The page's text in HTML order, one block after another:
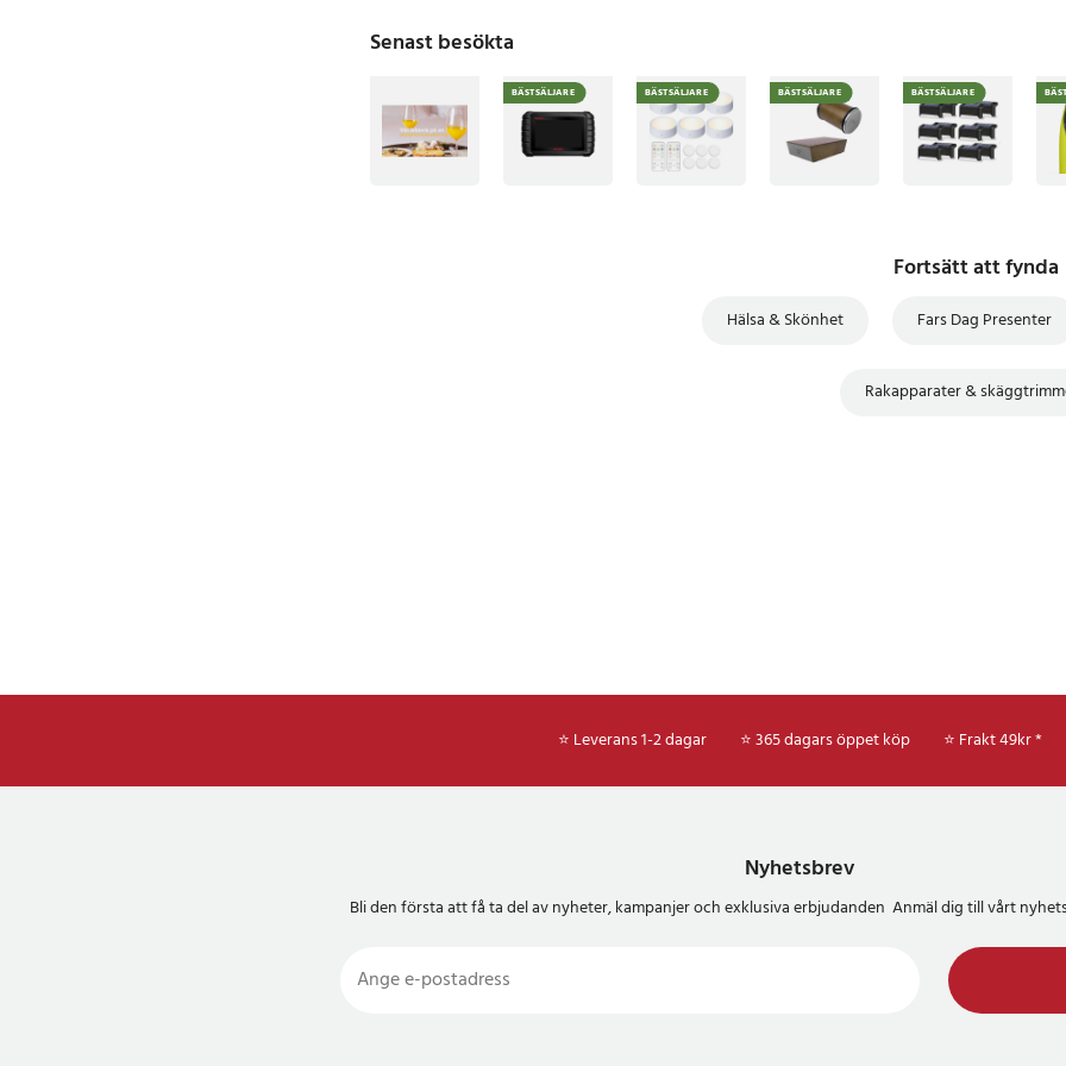
Senast besökta
BÄSTSÄLJARE BÄSTSÄLJARE BÄSTSÄLJARE BÄSTSÄLJARE
Fortsätt att fynda
Hälsa & Skönhet Fars Dag Presenter
Rakapparater &
⭐ Leverans 1-2 dagar ⭐ 365 dagars öppet köp ⭐ Frakt 49kr *
Nyhetsbrev
Bli den första att få ta del av nyheter, kampanjer och exklusiva erbjudanden Anmäl dig till vårt